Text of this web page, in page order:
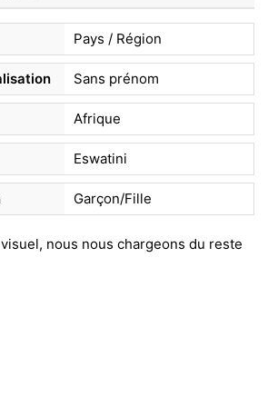
Pays / Région
Sans prénom
Afrique
Eswatini
Garçon/Fille